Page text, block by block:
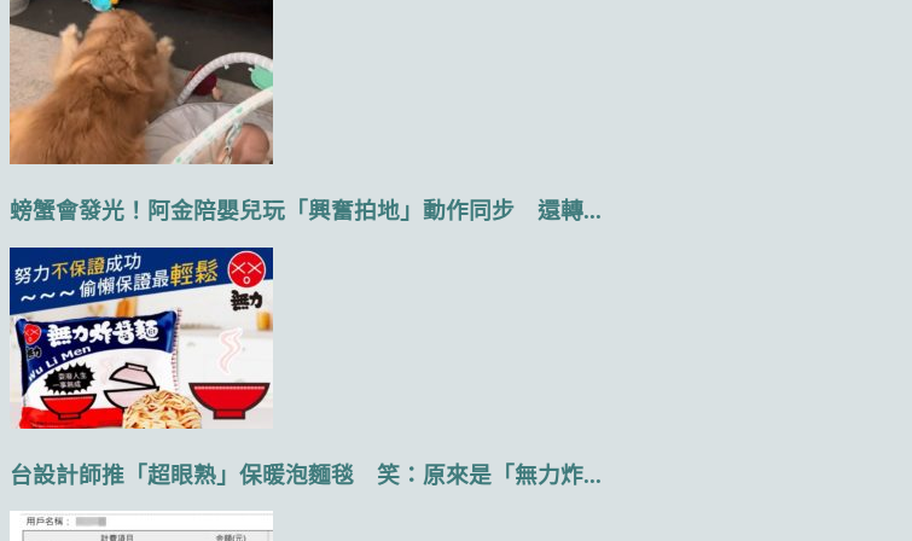
螃蟹會發光！阿金陪嬰兒玩「興奮拍地」動作同步 還轉...
台設計師推「超眼熟」保暖泡麵毯 笑：原來是「無力炸...